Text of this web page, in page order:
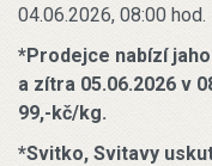
04.06.2026, 08:00 hod.
*Prodejce nabízí
a zítra 05.06.2026 v
99,-kč/kg.
*Svitko, Svitavy